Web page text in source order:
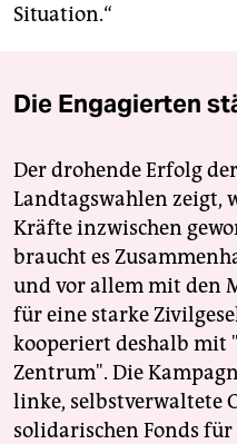
Situation.“
Die Engagierten
Der drohende Erfolg
Landtagswahlen zeigt,
Kräfte inzwischen
braucht es
und vor allem mit den
für eine starke
kooperiert deshalb mit
Zentrum". Die
linke, selbstverwaltete
solidarischen Fonds